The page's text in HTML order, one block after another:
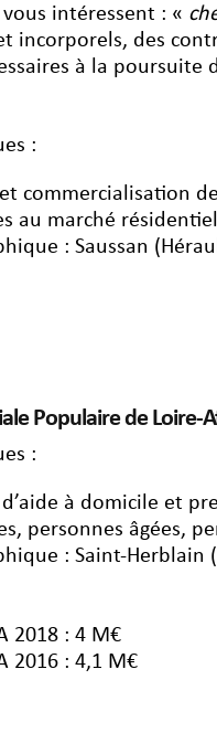
intéressent : «
incorporels, des
à la poursuite
:
commercialisation
au marché
: Saussan
Populaire de Loire-
:
à domicile et
personnes âgées,
: Saint-Herblain
2018 : 4 M€
2016 : 4,1 M€